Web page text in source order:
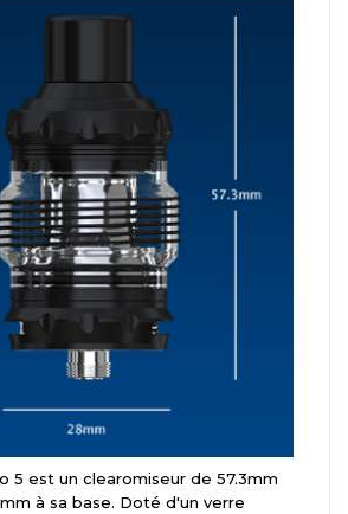
5 est un clearomiseur de 57.3mm
à sa base. Doté d'un verre